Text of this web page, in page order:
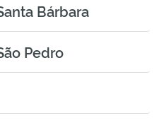
Bárbara
Pedro